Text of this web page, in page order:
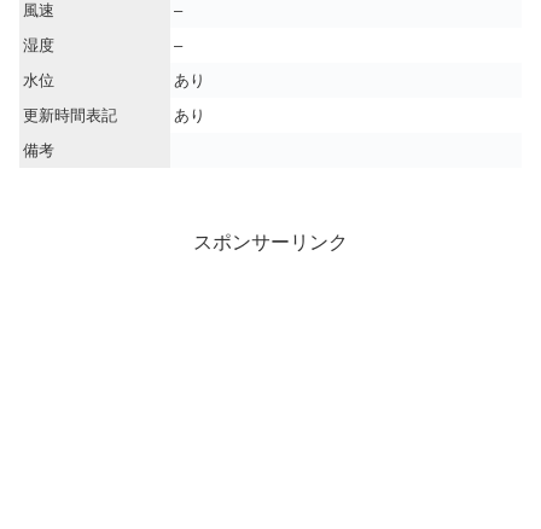
風速
–
湿度
–
水位
あり
更新時間表記
あり
備考
スポンサーリンク